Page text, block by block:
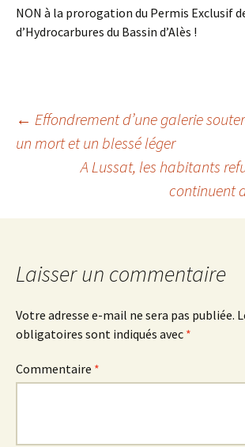
NON à la prorogation du Permis Exclusif
d’Hydrocarbures du Bassin d’Alès !
Navigation
articles
← Effondrement d’une galerie
un mort et un blessé léger
A Lussat, les habitants
continuent
Laisser un commentaire
Votre adresse e-mail ne sera pas publiée.
obligatoires sont indiqués avec *
Commentaire *